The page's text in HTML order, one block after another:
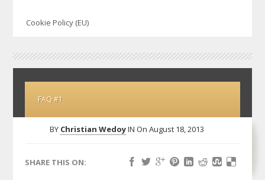
Cookie Policy (EU)
FAQ #1
BY Christian WedoyIN On August 18, 2013
SHARE THIS ON: